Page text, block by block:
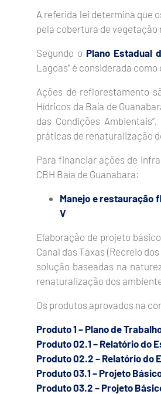
A referida lei determina que
pela cobertura de vegetação
Segundo o Plano Estadual
Lagoas” é considerada
Ações de reflorestamento
Hídricos da Baía de
das Condições
práticas de renaturalização
Para financiar ações de
CBH Baía de Guanabara:
Manejo e restauração
V
Elaboração de projeto
Canal das Taxas (Recreio
solução baseadas na
renaturalização dos
Os produtos aprovados na
Produto 1 – Plano de
Produto 02.1 – Relatório do
Produto 02.2 – Relatório do
Produto 03.1 – Projeto
Produto 03.2 – Projeto